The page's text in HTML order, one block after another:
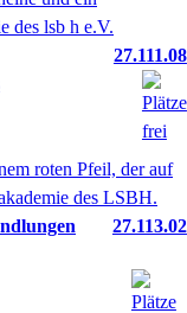
27.111.08
27.113.02